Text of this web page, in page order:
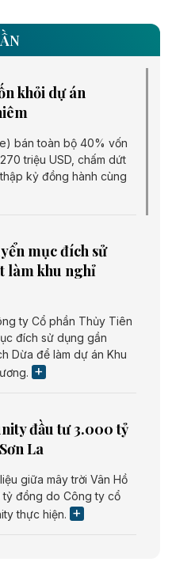
khỏi dự án
bán toàn bộ 40% vốn
triệu USD, chấm dứt
kỷ đồng hành cùng
mục đích sử
làm khu nghỉ
ty Cổ phần Thủy Tiên
đích sử dụng gần
Dừa để làm dự án Khu
đầu tư 3.000 tỷ
La
giữa mây trời Vân Hồ
đồng do Công ty cổ
thực hiện.